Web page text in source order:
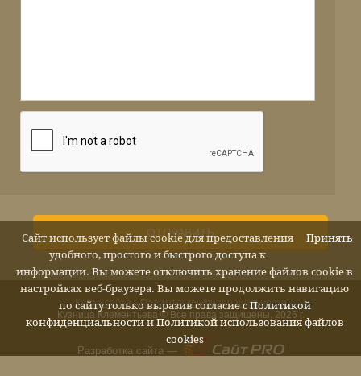
ОТПРАВИТЬ
Кузница Клементьева © Все права защищены, 2026 г.
Карта сайта Политика конфиденциальности
Разработка сайта —
Принять
Сайт использует файлы cookie для предоставления
удобного, простого и быстрого доступа к
информации. Вы можете отключить хранение файлов cookie в
настройках веб-браузера. Вы можете продолжить навигацию
по сайту только выразив согласие с Политикой
конфиденциальностии Политикой использования файлов
cookies